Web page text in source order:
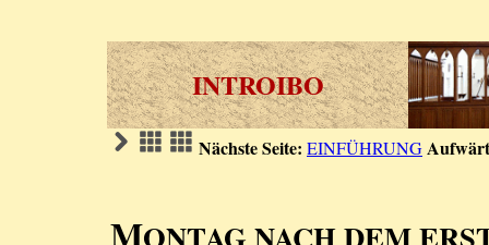
INTROIBO
Nächste Seite: EINFÜHRUNG
M